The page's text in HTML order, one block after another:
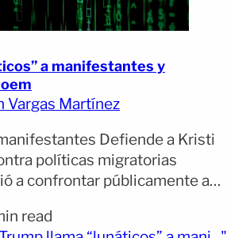
a manifestantes y
Vargas Martínez
Defiende a Kristi
políticas migratorias
a confrontar públicamente a
y a defender a dos de sus
read